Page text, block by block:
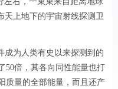
天上地下的宇宙射线探测卫
为人类有史以来探测到的
倍，其各向同性能量也打
质量的全部能量，而且还产